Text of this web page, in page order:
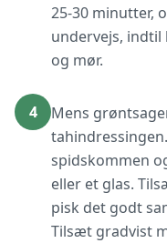
25-30 minutter,
undervejs,
og mør.
4
Mens
spidskommen
eller et glas.
pisk det godt
Tilsæt gradvist